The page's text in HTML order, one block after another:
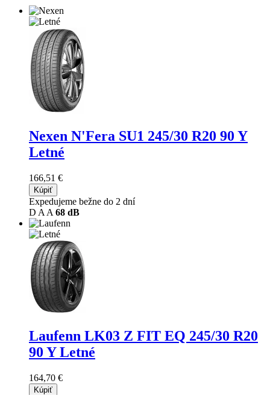
Nexen N'Fera SU1 245/30 R20 90 Y
Letné
166,51 €
Kúpiť
Expedujeme bežne do 2 dní
D A A 68 dB
Laufenn LK03 Z FIT EQ 245/30 R20
90 Y Letné
164,70 €
Kúpiť